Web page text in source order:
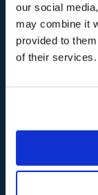
our social
may combine it
provided to
of their services.
With
point